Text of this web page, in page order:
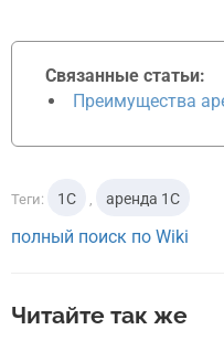
Связанные статьи:
Преимущества
Теги: 1С , аренда 1С
полный поиск по Wiki
Читайте так же